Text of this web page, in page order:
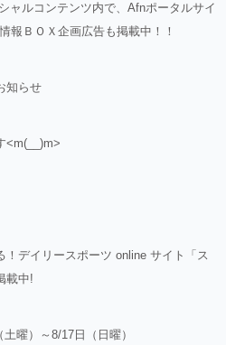
ャルコンテンツ内で、Afnポータルサイ
報ＢＯＸ企画広告も掲載中！！
知らせ
<m(__)m>
！デイリースポーツ online サイト「ス
載中!
曜）～8/17日（日曜）